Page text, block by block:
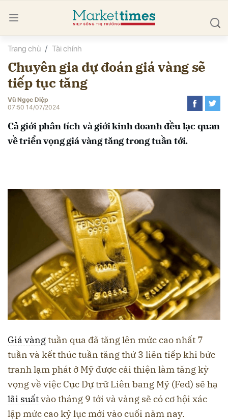
Trang chủ Tài chính
Chuyên gia dự đoán giá vàng sẽ
tiếp tục tăng
Vũ Ngọc Diệp
07:50 14/07/2024
Cả giới phân tích và giới kinh doanh đều lạc quan
về triển vọng giá vàng tăng trong tuần tới.
Giá vàngtuần qua đã tăng lên mức cao nhất 7
tuần và kết thúc tuần tăng thứ 3 liên tiếp khi bức
tranh lạm phát ở Mỹ được cải thiện làm tăng kỳ
vọng về việc Cục Dự trữ Liên bang Mỹ (Fed) sẽ hạ
lãi suấtvào tháng 9 tới và vàng sẽ có cơ hội xác
lập mức cao kỷ lục mới vào cuối năm nay.
luận